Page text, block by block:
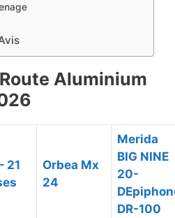
Aluminium
21
Orbea Mx
24
Merida
BIG NINE
20-
DR-100